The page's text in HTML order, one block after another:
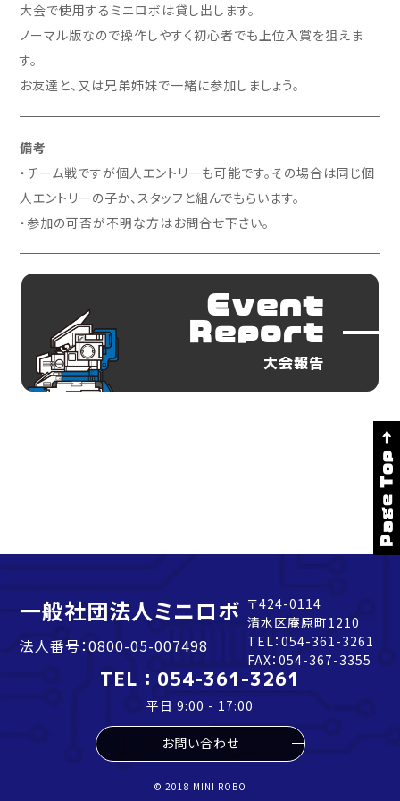
大会で使用するミニロボは貸し出します。
ノーマル版なので操作しやすく初心者でも上位入賞を狙えま
す。
お友達と、又は兄弟姉妹で一緒に参加しましょう。
備考
・チーム戦ですが個人エントリーも可能です。その場合は同じ個
人エントリーの子か、スタッフと組んでもらいます。
・参加の可否が不明な方はお問合せ下さい。
Event
Report
大会報告
Page Top →
一般社団法人ミニロボ
法人番号：0800-05-007498
〒424-0114
清水区庵原町1210
TEL： 054-361-3261
FAX：054-367-3355
TEL： 054-361-3261
平日 9:00 - 17:00
お問い合わせ
© 2018 MINI ROBO